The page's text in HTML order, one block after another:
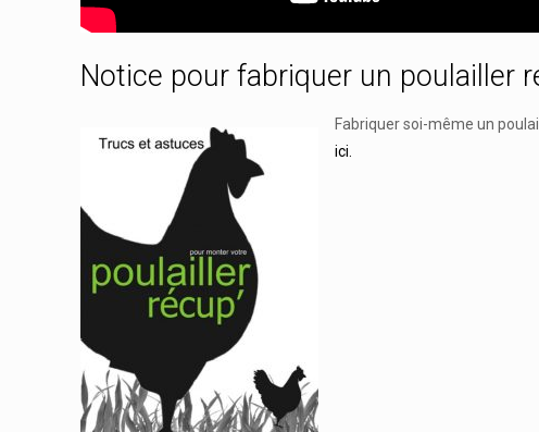
Notice pour fabriquer un poulailler
Fabriquer soi-même un
ici.